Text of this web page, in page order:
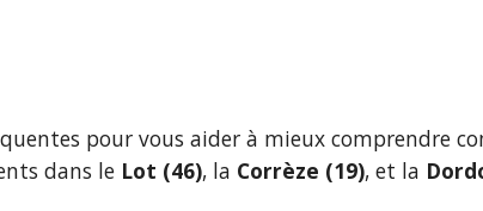
pour vous aider à mieux comprendre
dans le Lot (46), la Corrèze (19), et la